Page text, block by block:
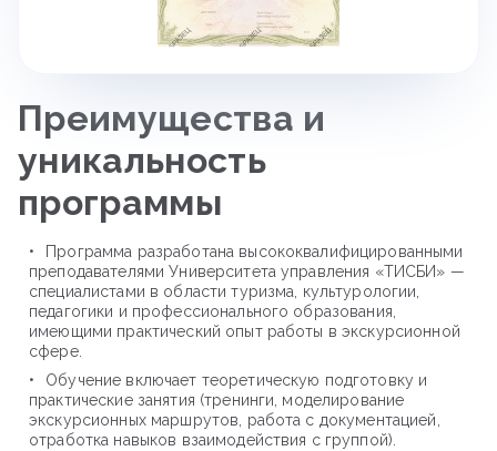
Преимущества и
уникальность
программы
Программа разработана высококвалифицированными
преподавателями Университета управления «ТИСБИ» —
специалистами в области туризма, культурологии,
педагогики и профессионального образования,
имеющими практический опыт работы в экскурсионной
сфере.
Обучение включает теоретическую подготовку и
практические занятия (тренинги, моделирование
экскурсионных маршрутов, работа с документацией,
отработка навыков взаимодействия с группой).